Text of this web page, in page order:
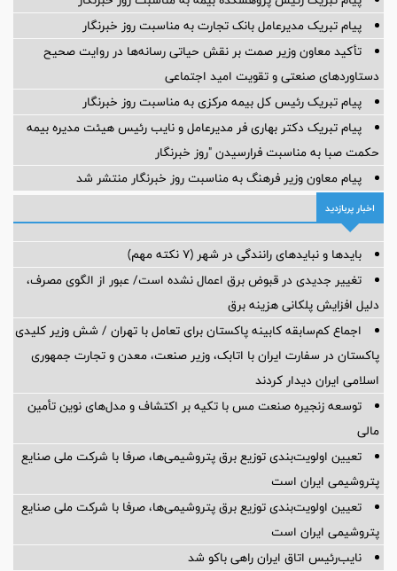
پیام تبریک مدیرعامل بانک تجارت به مناسبت روز خبرنگار
تأکید معاون وزیر صمت بر نقش حیاتی رسانه‌ها در روایت صحیح
دستاوردهای صنعتی و تقویت امید اجتماعی
پیام تبریک رئیس کل بیمه مرکزی به مناسبت روز خبرنگار
پیام تبریک دکتر بهاری فر مدیرعامل و نایب رئیس هیئت مدیره بیمه
حکمت صبا به مناسبت فرارسیدن "روز خبرنگار
پیام معاون وزیر فرهنگ به مناسبت روز خبرنگار منتشر شد
اخبار پربازدید
بایدها و نبایدهای رانندگی در شهر (۷ نکته مهم)
تغییر جدیدی در قبوض برق اعمال نشده است/ عبور از الگوی مصرف،
دلیل افزایش پلکانی هزینه برق
اجماع کم‌سابقه کابینه پاکستان برای تعامل با تهران / شش وزیر کلیدی
پاکستان در سفارت ایران با اتابک، وزیر صنعت، معدن و تجارت جمهوری
اسلامی ایران دیدار کردند
توسعه زنجیره صنعت مس با تکیه بر اکتشاف و مدل‌های نوین تأمین
مالی
تعیین اولویت‌بندی توزیع برق پتروشیمی‌ها، صرفا با شرکت ملی صنایع
پتروشیمی ایران است
تعیین اولویت‌بندی توزیع برق پتروشیمی‌ها، صرفا با شرکت ملی صنایع
پتروشیمی ایران است
نایب‌رئیس اتاق ایران راهی باکو شد